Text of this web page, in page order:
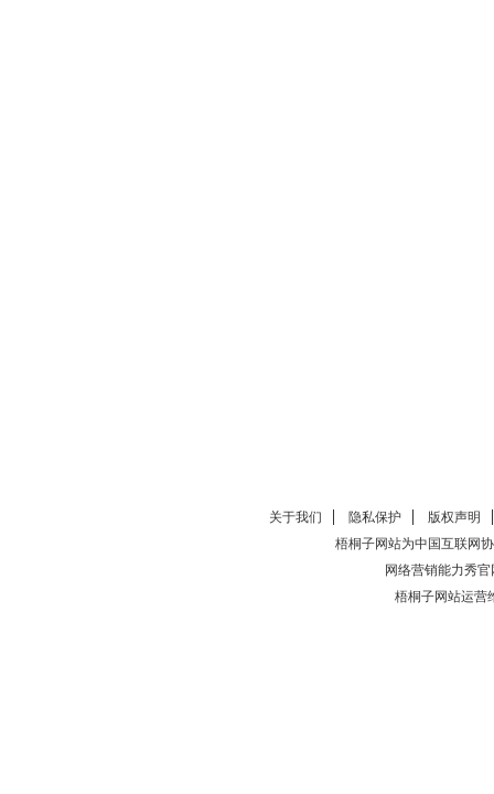
关于我们 隐私保护
版权声明
梧桐子网站为中国互联网
网络营销能力秀官
梧桐子网站运营